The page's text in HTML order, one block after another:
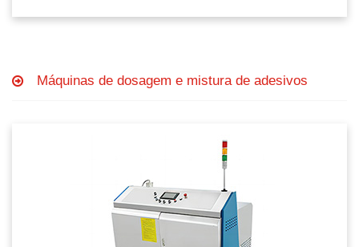
Máquinas de dosagem e mistura de adesivos